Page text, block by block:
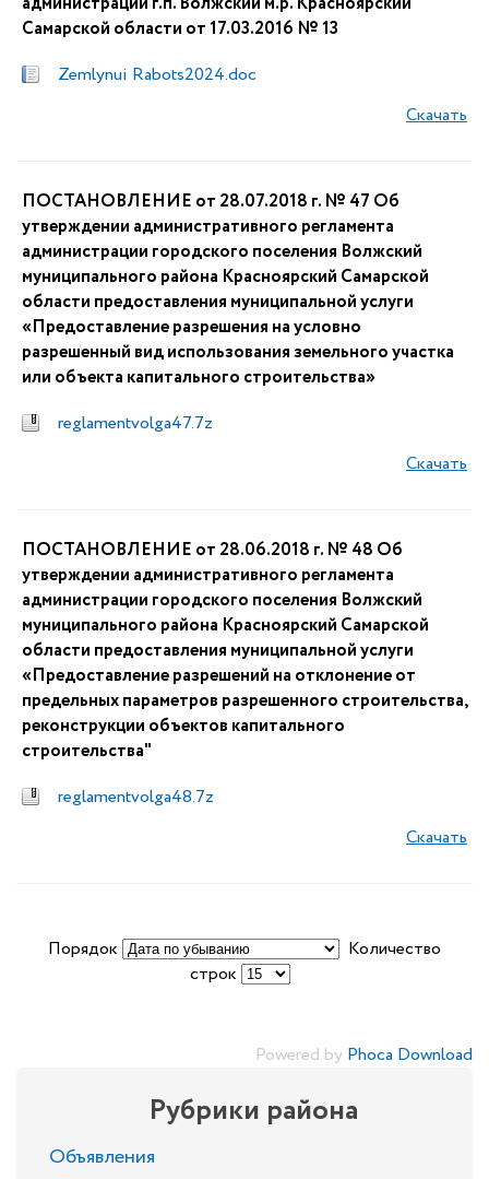
Самарской области от 17.03.2016 № 13
Zemlynui Rabots2024.doc
Скачать
ПОСТАНОВЛЕНИЕ от 28.07.2018 г. № 47 Об
утверждении административного регламента
администрации городского поселения Волжский
муниципального района Красноярский Самарской
области предоставления муниципальной услуги
«Предоставление разрешения на условно
разрешенный вид использования земельного участка
или объекта капитального строительства»
reglamentvolga47.7z
Скачать
ПОСТАНОВЛЕНИЕ от 28.06.2018 г. № 48 Об
утверждении административного регламента
администрации городского поселения Волжский
муниципального района Красноярский Самарской
области предоставления муниципальной услуги
«Предоставление разрешений на отклонение от
предельных параметров разрешенного строительства,
реконструкции объектов капитального
строительства"
reglamentvolga48.7z
Скачать
Порядок
Количество
строк
Powered by Phoca Download
Рубрики района
Объявления